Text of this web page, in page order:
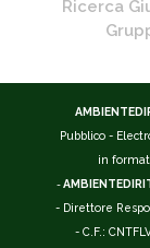
Ricerca
Pubblico -
in
-
- Direttore
- C.F.: